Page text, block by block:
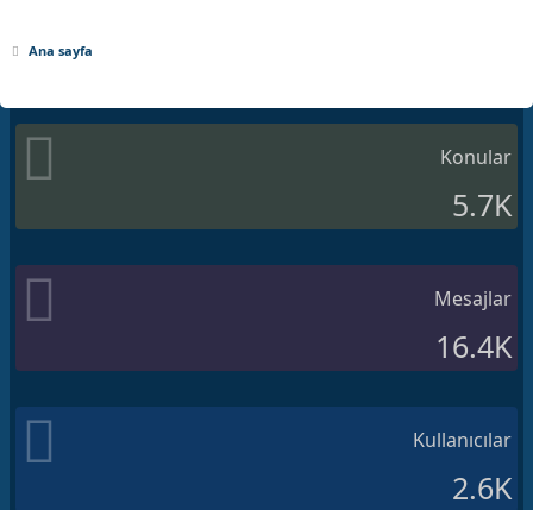
Ana sayfa
Konular
5.7K
Mesajlar
16.4K
Kullanıcılar
2.6K